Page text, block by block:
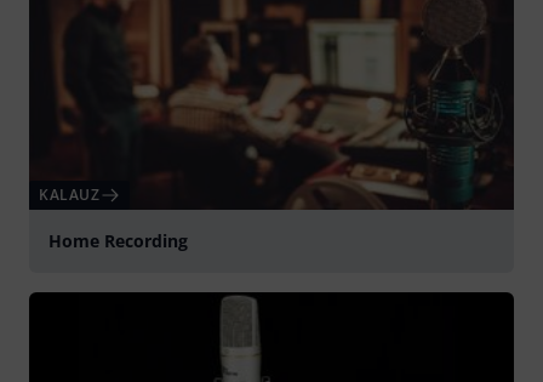
KALAUZ
Home Recording